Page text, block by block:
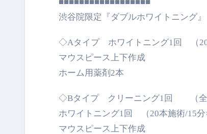
■■■■■■■■■■■■■■■■■■
渋谷院限定『ダブルホワイトニング』
◇Aタイプ ホワイトニング1回 （20
マウスピース上下作成
ホーム用薬剤2本
◇Bタイプ クリーニング1回 （全
ホワイトニング1回 （20本施術/15分
マウスピース上下作成